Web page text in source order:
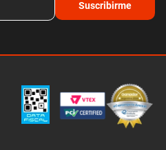
Suscribirme